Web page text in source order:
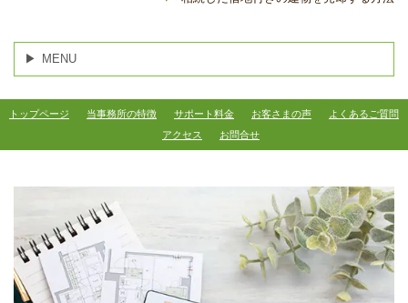
MENU
トップページ 当事務所の特徴 サポート料金 お客さまの声
よくあるご質問
アクセス
お問合せ